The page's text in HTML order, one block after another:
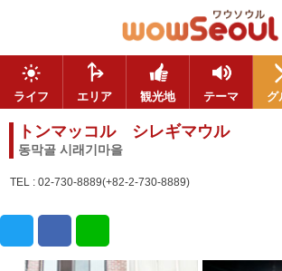
ライフ エリア 観光地 テーマ グ
トンマッコル シレギマウル
동막골 시래기마을
TEL : 02-730-8889(+82-2-730-8889)